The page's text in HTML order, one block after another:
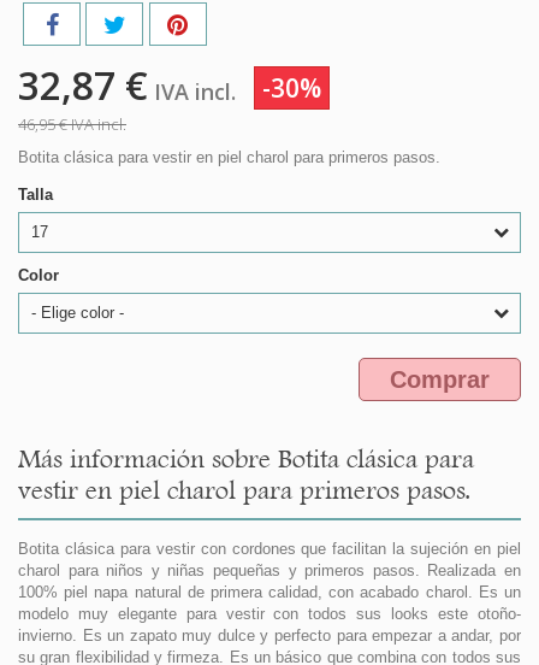
32,87 € IVA incl. -30%
46,95 €IVA incl.
Botita clásica para vestir en piel charol para primeros pasos.
Talla
17
Color
- Elige color -
Comprar
Más información sobre Botita clásica para
vestir en piel charol para primeros pasos.
Botita clásica para vestir con cordones que facilitan la sujeción en piel
charol para niños y niñas pequeñas y primeros pasos. Realizada en
100% piel napa natural de primera calidad, con acabado charol. Es un
modelo muy elegante para vestir con todos sus looks este otoño-
invierno. Es un zapato muy dulce y perfecto para empezar a andar, por
su gran flexibilidad y firmeza. Es un básico que combina con todos sus